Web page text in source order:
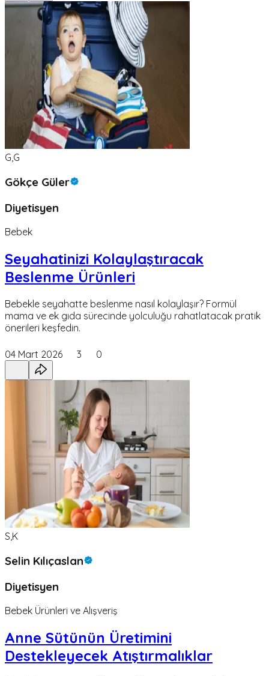
G,G
Gökçe Güler
Diyetisyen
Bebek
Seyahatinizi Kolaylaştıracak
Beslenme Ürünleri
Bebekle seyahatte beslenme nasıl kolaylaşır? Formül
mama ve ek gıda sürecinde yolculuğu rahatlatacak pratik
önerileri keşfedin.
04 Mart 2026 3 0
S,K
Selin Kılıçaslan
Diyetisyen
Bebek Ürünleri ve Alışveriş
Anne Sütünün Üretimini
Destekleyecek Atıştırmalıklar